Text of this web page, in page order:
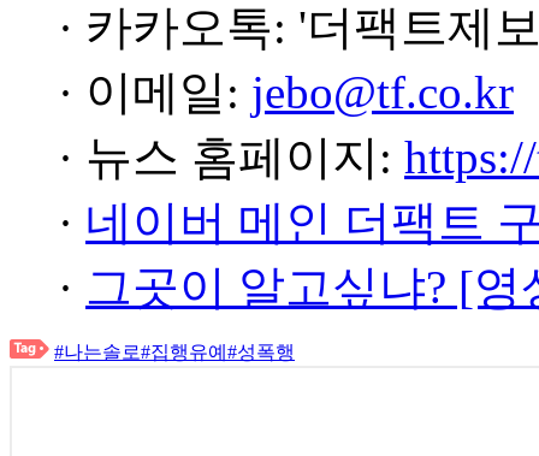
· 카카오톡: '더팩트제
· 이메일: jebo@tf.co.kr
· 뉴스 홈페이지:
· 네이버 메인 더팩트
· 그곳이 알고싶냐? [
#나는솔로#집행유예 #성폭행